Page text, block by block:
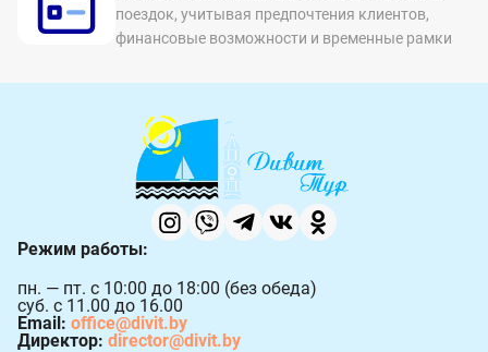
поездок, учитывая предпочтения клиентов,
финансовые возможности и временные рамки
Режим работы:
пн. — пт. с 10:00 до 18:00 (без обеда)
суб. с 11.00 до 16.00
Email: office@divit.by
Директор: director@divit.by